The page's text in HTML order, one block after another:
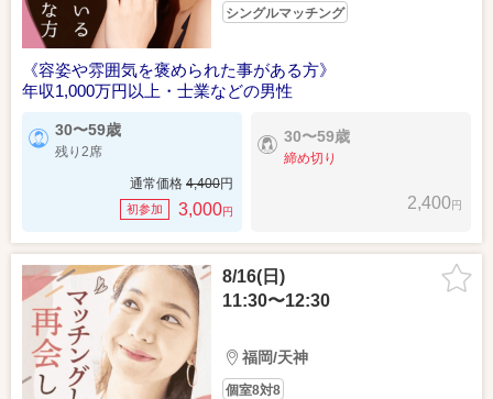
シングルマッチング
《容姿や雰囲気を褒められた事がある方》
年収1,000万円以上・士業などの男性
30〜59歳
残り2席
通常価格 4,400円
初参加 3,000円
30〜59歳
締め切り
2,400円
8/16(日)
11:30〜12:30
福岡/天神
個室8対8